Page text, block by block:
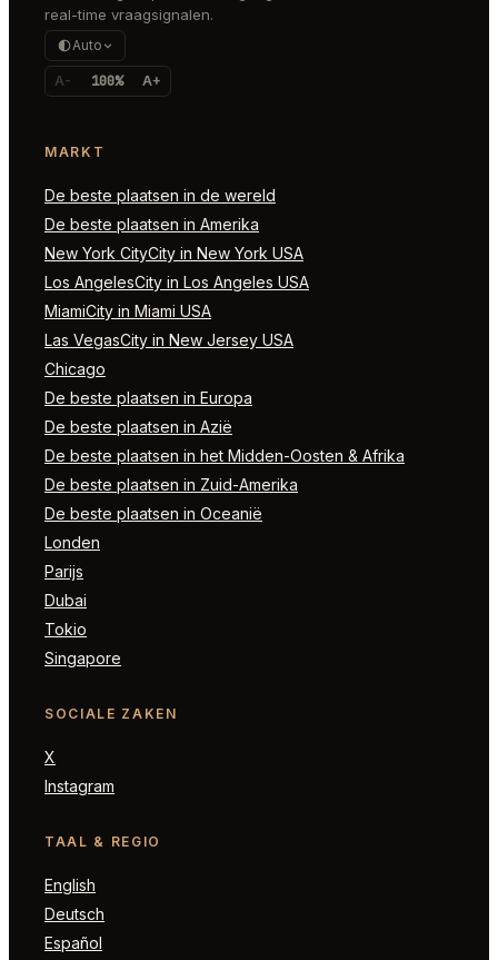
real-time vraagsignalen.
Auto
A- 100% A+
MARKT
De beste plaatsen in de wereld
De beste plaatsen in Amerika
New York CityCity in New York USA
Los AngelesCity in Los Angeles USA
MiamiCity in Miami USA
Las VegasCity in New Jersey USA
Chicago
De beste plaatsen in Europa
De beste plaatsen in Azië
De beste plaatsen in het Midden-Oosten & Afrika
De beste plaatsen in Zuid-Amerika
De beste plaatsen in Oceanië
Londen
Parijs
Dubai
Tokio
Singapore
SOCIALE ZAKEN
X
Instagram
TAAL & REGIO
English
Deutsch
Español